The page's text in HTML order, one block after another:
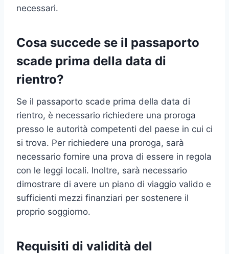
necessari.
Cosa succede se il passaporto
scade prima della data di
rientro?
Se il passaporto scade prima della data di
rientro, è necessario richiedere una proroga
presso le autorità competenti del paese in cui ci
si trova. Per richiedere una proroga, sarà
necessario fornire una prova di essere in regola
con le leggi locali. Inoltre, sarà necessario
dimostrare di avere un piano di viaggio valido e
sufficienti mezzi finanziari per sostenere il
proprio soggiorno.
Requisiti di validità del